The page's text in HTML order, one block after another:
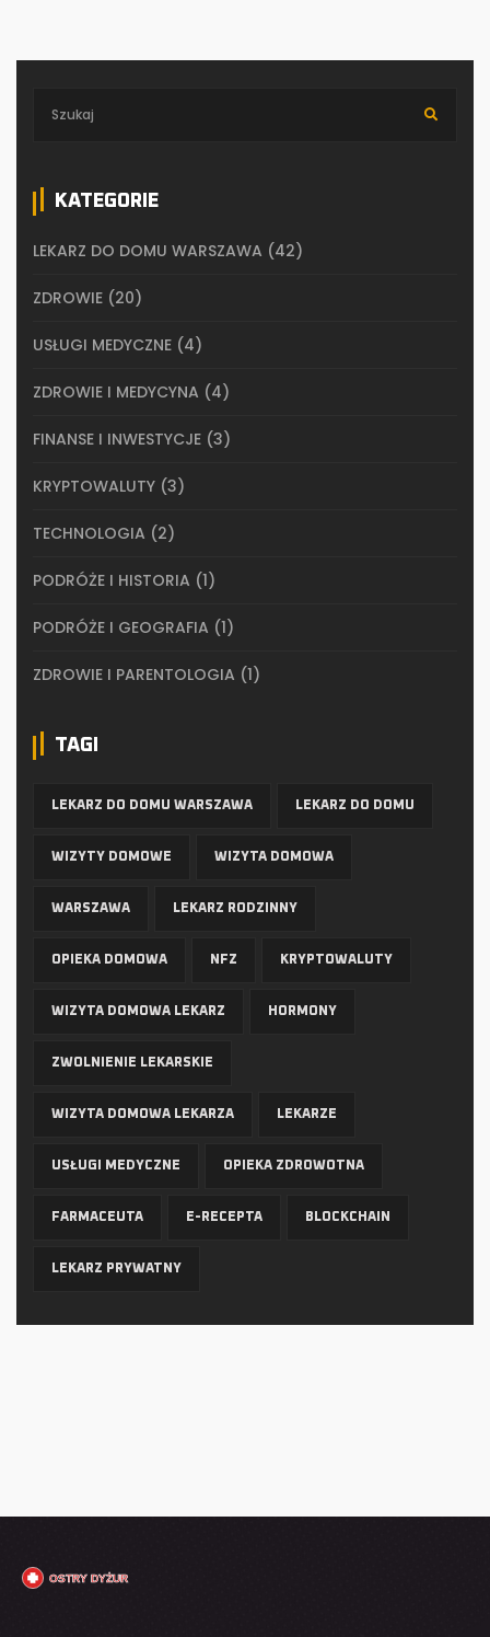
KATEGORIE
LEKARZ DO DOMU WARSZAWA (42)
ZDROWIE (20)
USŁUGI MEDYCZNE (4)
ZDROWIE I MEDYCYNA (4)
FINANSE I INWESTYCJE (3)
KRYPTOWALUTY (3)
TECHNOLOGIA (2)
PODRÓŻE I HISTORIA (1)
PODRÓŻE I GEOGRAFIA (1)
ZDROWIE I PARENTOLOGIA (1)
TAGI
LEKARZ DO DOMU WARSZAWA LEKARZ DO DOMU
WIZYTY DOMOWE WIZYTA DOMOWA
WARSZAWA LEKARZ RODZINNY
OPIEKA DOMOWA NFZ KRYPTOWALUTY
WIZYTA DOMOWA LEKARZ HORMONY
ZWOLNIENIE LEKARSKIE
WIZYTA DOMOWA LEKARZA LEKARZE
USŁUGI MEDYCZNE OPIEKA ZDROWOTNA
FARMACEUTA E-RECEPTA BLOCKCHAIN
LEKARZ PRYWATNY